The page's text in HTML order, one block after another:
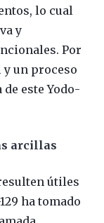
lo cual
y
Por
y un proceso
este Yodo-
arcillas
útiles
ha tomado